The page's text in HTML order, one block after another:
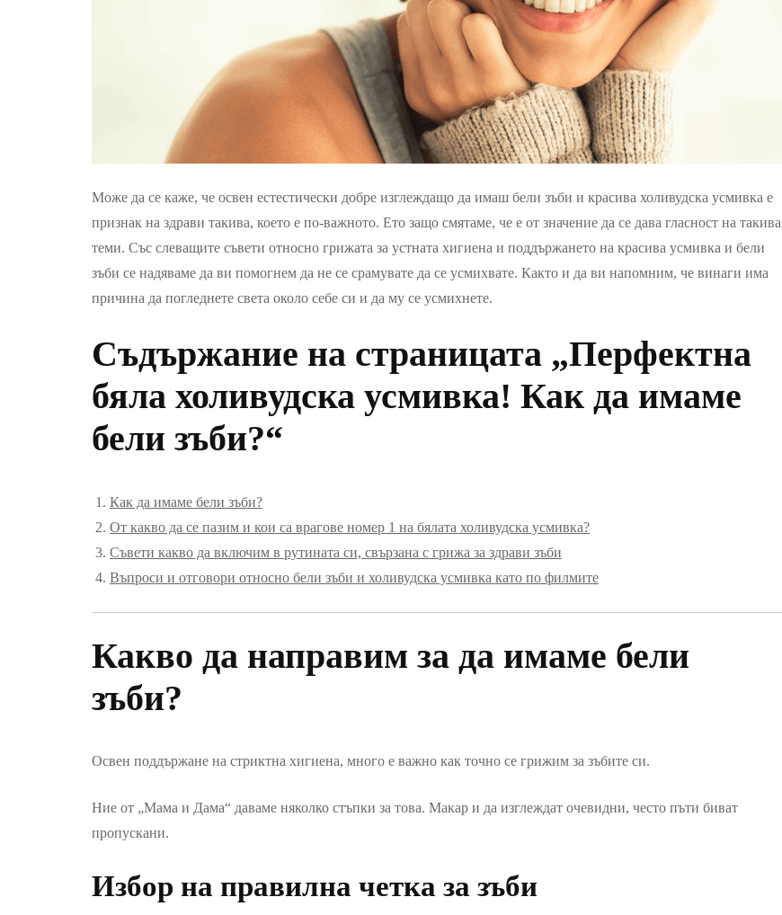
Може да се каже, че освен естестически добре изглеждащо да имаш бели зъби и красива холивудска усмивка е
признак на здрави такива, което е по-важното. Ето защо смятаме, че е от значение да се дава гласност на такива
теми. Със слеващите съвети относно грижата за устната хигиена и поддържането на красива усмивка и бели
зъби се надяваме да ви помогнем да не се срамувате да се усмихвате. Както и да ви напомним, че винаги има
причина да погледнете света около себе си и да му се усмихнете.
Съдържание на страницата „Перфектна
бяла холивудска усмивка! Как да имаме
бели зъби?“
Как да имаме бели зъби?
От какво да се пазим и кои са врагове номер 1 на бялата холивудска усмивка?
Съвети какво да включим в рутината си, свързана с грижа за здрави зъби
Въпроси и отговори относно бели зъби и холивудска усмивка като по филмите
Какво да направим за да имаме бели
зъби?
Освен поддържане на стриктна хигиена, много е важно как точно се грижим за зъбите си.
Ние от „Мама и Дама“ даваме няколко стъпки за това. Макар и да изглеждат очевидни, често пъти биват
пропускани.
Избор на правилна четка за зъби